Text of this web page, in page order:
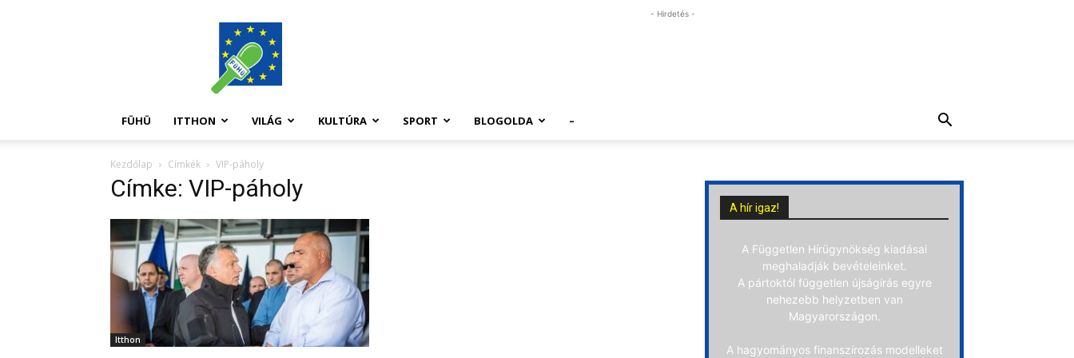
FüHü
- Hirdetés -
FÜHÜ ITTHON VILÁG KULTÚRA SPORT BLOGOLDA –
Kezdőlap Címkék VIP-páholy
Címke: VIP-páholy
Itthon
A hír igaz!
A Független Hírügynökség kiadásai
meghaladják bevételeinket.
A pártoktól független újságírás egyre
nehezebb helyzetben van
Magyarországon.
A hagyományos finanszírozás modelleket